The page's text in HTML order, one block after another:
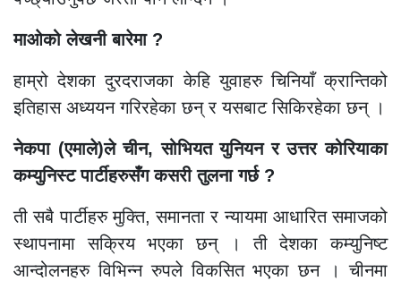
माओको लेखनी बारेमा ?
हाम्रो देशका दुरदराजका केहि युवाहरु चिनियाँ क्रान्तिको
इतिहास अध्ययन गरिरहेका छन् र यसबाट सिकिरहेका छन् ।
नेकपा (एमाले)ले चीन, सोभियत युनियन र उत्तर कोरियाका
कम्युनिस्ट पार्टीहरुसँग कसरी तुलना गर्छ ?
ती सबै पार्टीहरु मुक्ति, समानता र न्यायमा आधारित समाजको
स्थापनामा सक्रिय भएका छन् । ती देशका कम्युनिष्ट
आन्दोलनहरु विभिन्न रुपले विकसित भएका छन । चीनमा